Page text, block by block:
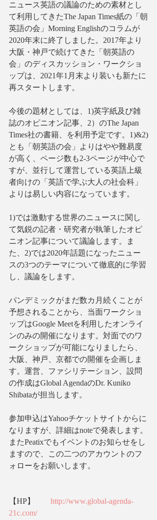
ニュース英語の議論のための素材とし
て利用してきたThe Japan Times紙の「朝
英語の会」Morning Englishのコラムが
2020年末に終了しました。2017年より
大阪・神戸で続けてきた「朝英語の
会」のディスカッション・ワークショ
ップは、2021年1月末より装いも新たに
再スタートします。
今後の題材としては、1)英字紙及び雑
誌のオピニオン記事、2）のThe Japan
Times社の書籍、を利用予定です。1)&2)
とも「朝英語の会」よりはやや難易度
が高く、ページ数も2-3ページが中心で
すが、並行して運営している英語上級
者向けの「英語で学ぶ大人の社会科」
よりは易しい内容になっています。
1)では激動する世界のニュースに関し
て気鋭の記者・研究者が執筆したオピ
ニオン記事について議論します。ま
た、2)では2020年話題になったニュー
スの3つのテーマについて徹底的に学習
し、議論をします。
パンデミックがまだ数カ月続くことが
予想されることから、当面ワークショ
ップはGoogle Meetを利用したオンライ
ンのみの開催になります。対面でのワ
ークショップが可能になりましたら、
大阪、神戸、京都での開催を企画しま
す。運営、ファシリテーション、設問
の作成はGlobal AgendaのDr. Kuniko
Shibataが担当します。
参加申込はYahooチケットサイトからに
なりますが、詳細はnoteで発表します。
またPeatixでもイベントのお知らせをし
ますので、この二つのアカウントのフ
ォローをお願いします。
【HP】 http://www.global-agenda-
21c.com/